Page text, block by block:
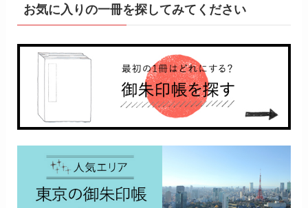
お気に入りの一冊を探してみてください